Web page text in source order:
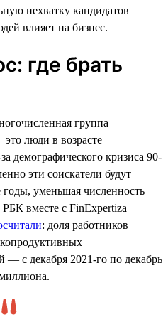
нехватку кандидатов
влияет на бизнес.
где брать
группа
люди в возрасте
демографического кризиса 90-
эти соискатели будут
уменьшая численность
РБК вместе с FinExpertiza
: доля работников
— с декабря 2021-го по декабрь